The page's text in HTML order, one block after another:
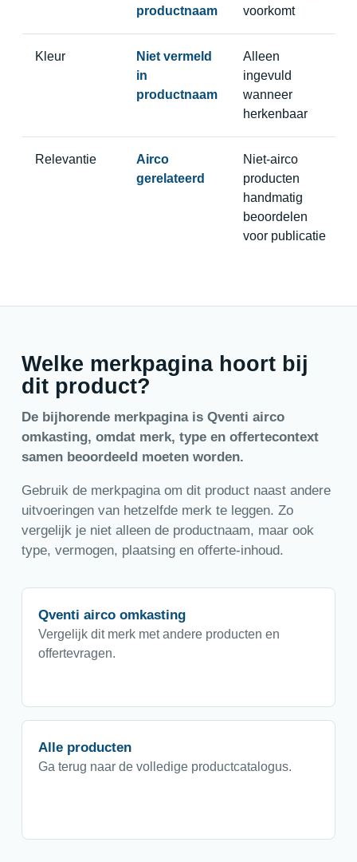
productnaam
voorkomt
Kleur
Niet vermeld
in
productnaam
Alleen
ingevuld
wanneer
herkenbaar
Relevantie
Airco
gerelateerd
Niet-airco
producten
handmatig
beoordelen
voor publicatie
Welke merkpagina hoort bij
dit product?
De bijhorende merkpagina is Qventi airco
omkasting, omdat merk, type en offertecontext
samen beoordeeld moeten worden.
Gebruik de merkpagina om dit product naast andere
uitvoeringen van hetzelfde merk te leggen. Zo
vergelijk je niet alleen de productnaam, maar ook
type, vermogen, plaatsing en offerte-inhoud.
Qventi airco omkasting
Vergelijk dit merk met andere producten en
offertevragen.
Alle producten
Ga terug naar de volledige productcatalogus.